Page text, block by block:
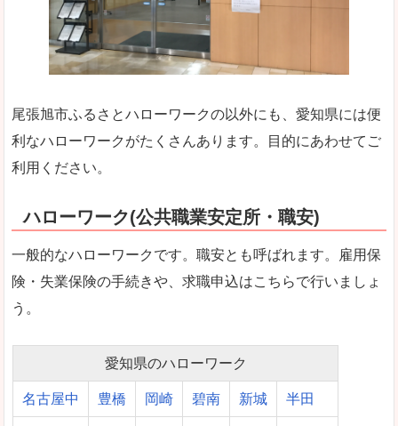
尾張旭市ふるさとハローワークの以外にも、愛知県には便
利なハローワークがたくさんあります。目的にあわせてご
利用ください。
ハローワーク(公共職業安定所・職安)
一般的なハローワークです。職安とも呼ばれます。雇用保
険・失業保険の手続きや、求職申込はこちらで行いましょ
う。
愛知県のハローワーク
名古屋中 豊橋 岡崎 碧南 新城 半田